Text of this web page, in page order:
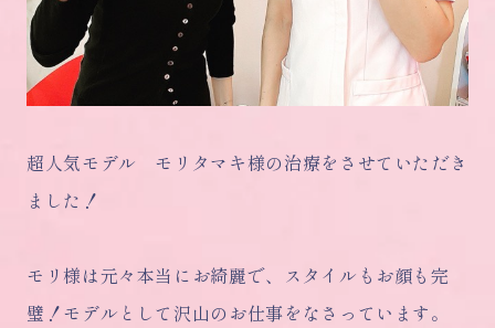
超人気モデル モリタマキ様の治療をさせていただき
ました！
モリ様は元々本当にお綺麗で、スタイルもお顔も完
璧！モデルとして沢山のお仕事をなさっています。